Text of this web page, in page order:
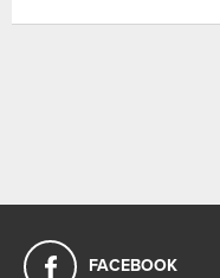
FACEBOOK